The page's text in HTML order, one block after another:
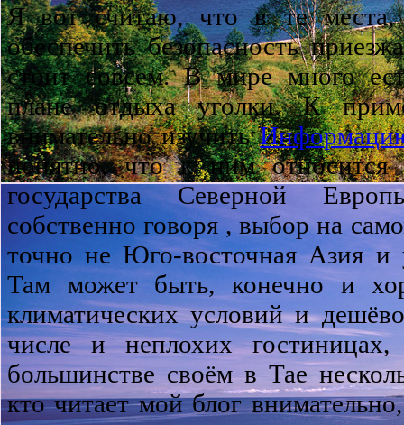
Я вот считаю, что в те места,
обеспечить безопасность
стоит совсем. В мире много
плане отдыха уголки. К
внимательно изучить
понятно, что к ним
государства Северной
собственно говоря , выбор на
точно не Юго-восточная Азия
Там может быть, конечно и
климатических условий и
числе и неплохих
большинстве своём в Тае
кто читает мой блог